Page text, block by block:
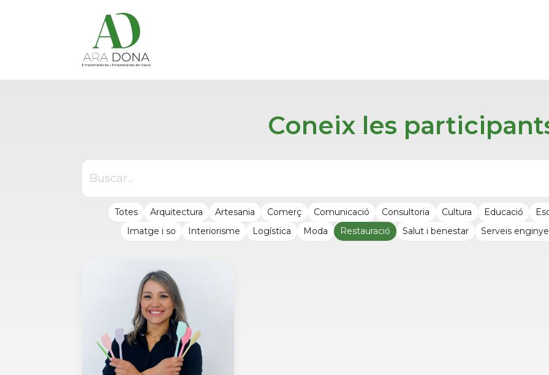
Coneix les
Totes Arquitectura Artesania Comerç Comunicació Consultoria Cultura Educació
Imatge i so
Interiorisme Logística Moda Restauració Salut i benestar Serveis